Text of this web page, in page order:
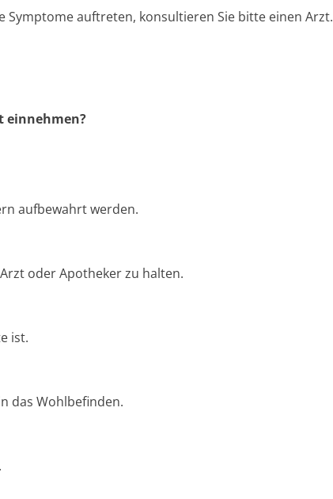
Symptome auftreten, konsultieren Sie bitte einen Arzt.
einnehmen?
aufbewahrt werden.
oder Apotheker zu halten.
ist.
das Wohlbefinden.